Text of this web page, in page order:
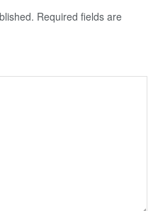
Required fields are